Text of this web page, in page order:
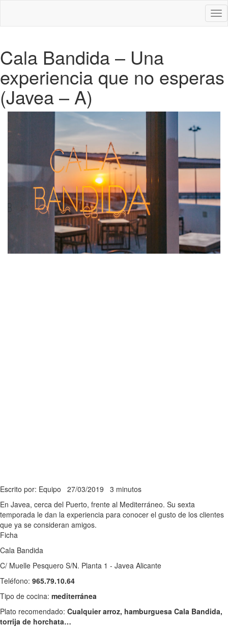
Cala Bandida – Una
experiencia que no esperas
(Javea – A)
Escrito por: Equipo 27/03/2019 3 minutos
En Javea, cerca del Puerto, frente al Mediterráneo. Su sexta
temporada le dan la experiencia para conocer el gusto de los clientes
que ya se consideran amigos.
Ficha
Cala Bandida
C/ Muelle Pesquero S/N. Planta 1 - Javea Alicante
Teléfono: 965.79.10.64
Tipo de cocina: mediterránea
Plato recomendado: Cualquier arroz, hamburguesa Cala Bandida,
torrija de horchata…